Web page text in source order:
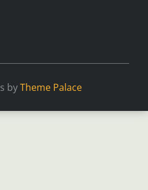
byTheme Palace